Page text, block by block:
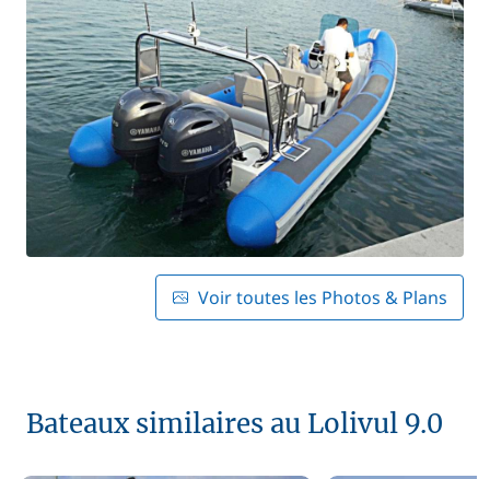
Voir toutes les Photos & Plans
Bateaux similaires au Lolivul 9.0